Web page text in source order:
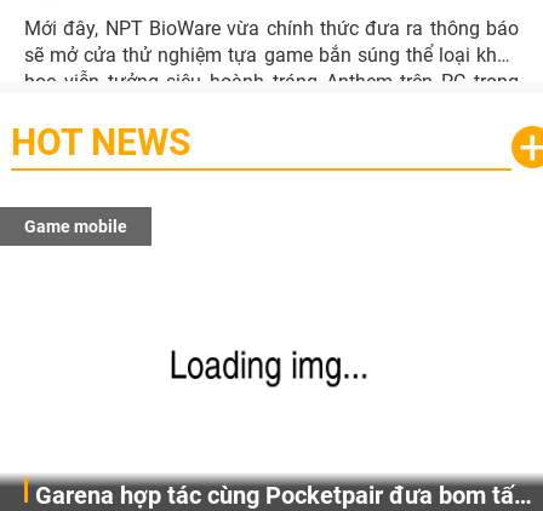
Mới đây, NPT BioWare vừa chính thức đưa ra thông báo
sẽ mở cửa thử nghiệm tựa game bắn súng thể loại khoa
học viễn tưởng siêu hoành tráng Anthem trên PC trong
HOT NEWS
Game mobile
Garena hợp tác cùng Pocketpair đưa bom tấn